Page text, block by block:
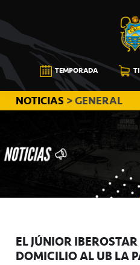
a
la
navegación
principal
al
contenido
principal
a
la
barra
lateral
principal
CB
CANARIAS
TEMPORADA
NOTICIAS > GENERAL
EL JÚNIOR
DOMICILIO AL UB LA